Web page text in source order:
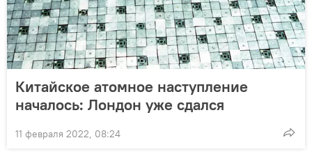
Китайское атомное наступление
началось: Лондон уже сдался
11 февраля 2022, 08:24